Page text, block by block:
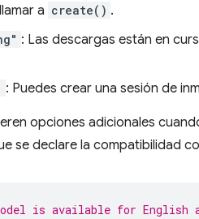
a create() .
: Las descargas están en
: Puedes crear una sesión de
opciones adicionales
se declare la compatibilidad
is available for English